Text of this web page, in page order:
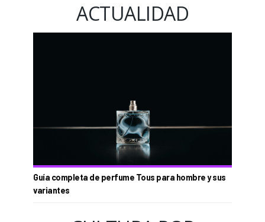
ACTUALIDAD
Guía completa de perfume Tous para hombre y sus
variantes